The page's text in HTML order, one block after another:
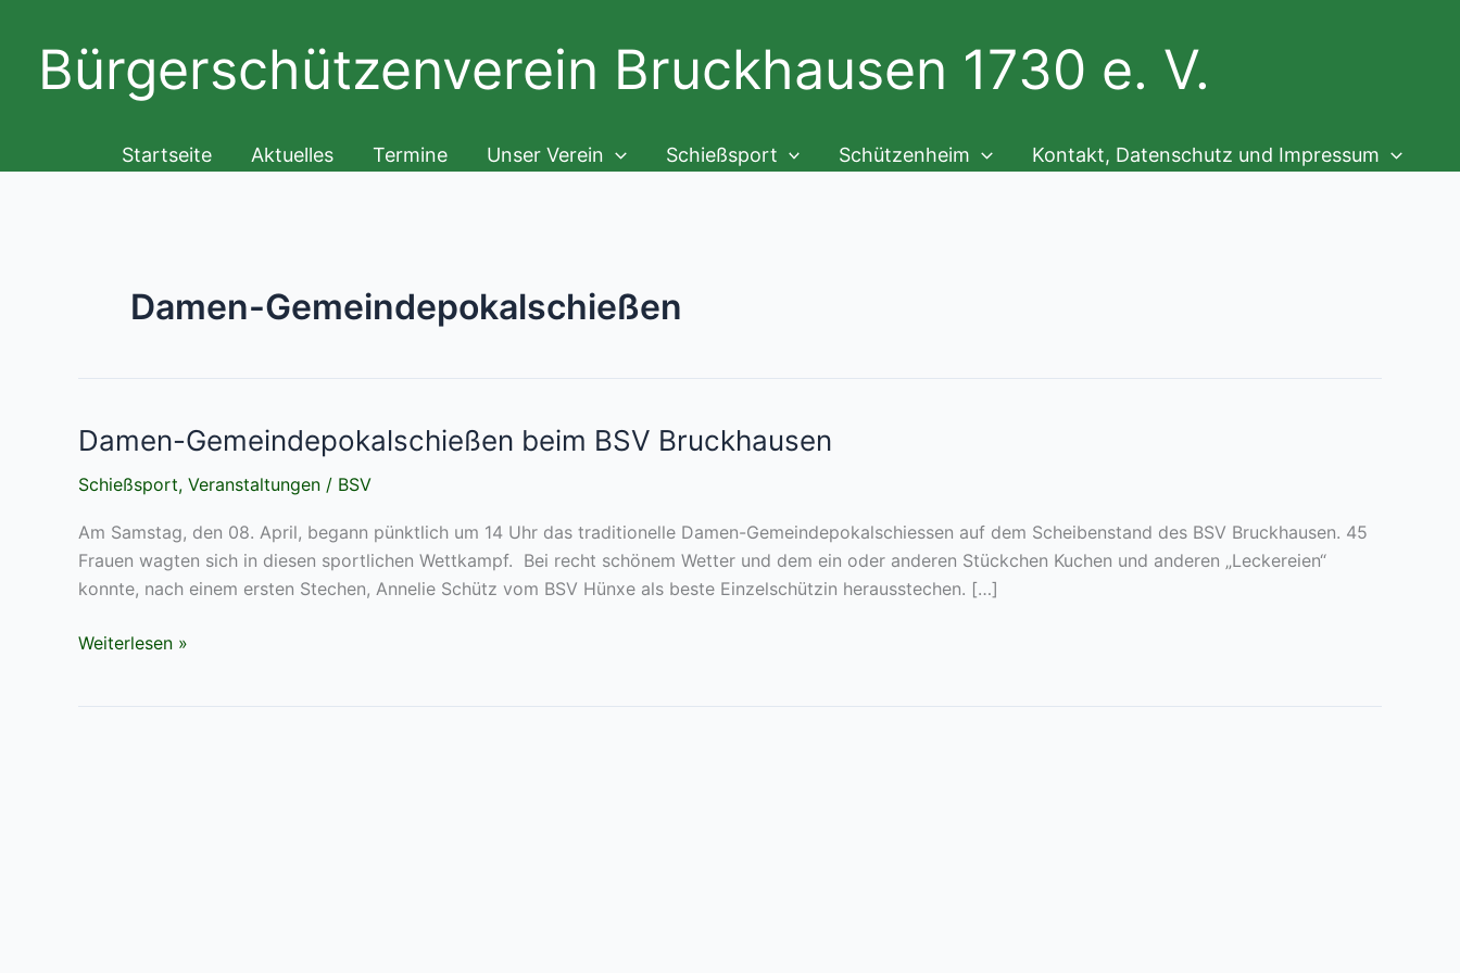
springenBürgerschützenverein Bruckhausen 1730 e. V.
Startseite Aktuelles Termine Unser Verein Schießsport Schützenheim Kontakt, Datenschutz und Impressum
Damen-Gemeindepokalschießen
Damen-Gemeindepokalschießen beim BSV Bruckhausen
Schießsport, Veranstaltungen / BSV
Am Samstag, den 08. April, begann pünktlich um 14 Uhr das traditionelle Damen-Gemeindepokalschiessen auf dem Scheibenstand des BSV Bruckhausen. 45
Frauen wagten sich in diesen sportlichen Wettkampf. Bei recht schönem Wetter und dem ein oder anderen Stückchen Kuchen und anderen „Leckereien“
konnte, nach einem ersten Stechen, Annelie Schütz vom BSV Hünxe als beste Einzelschützin herausstechen. […]
Damen-
Weiterlesen »